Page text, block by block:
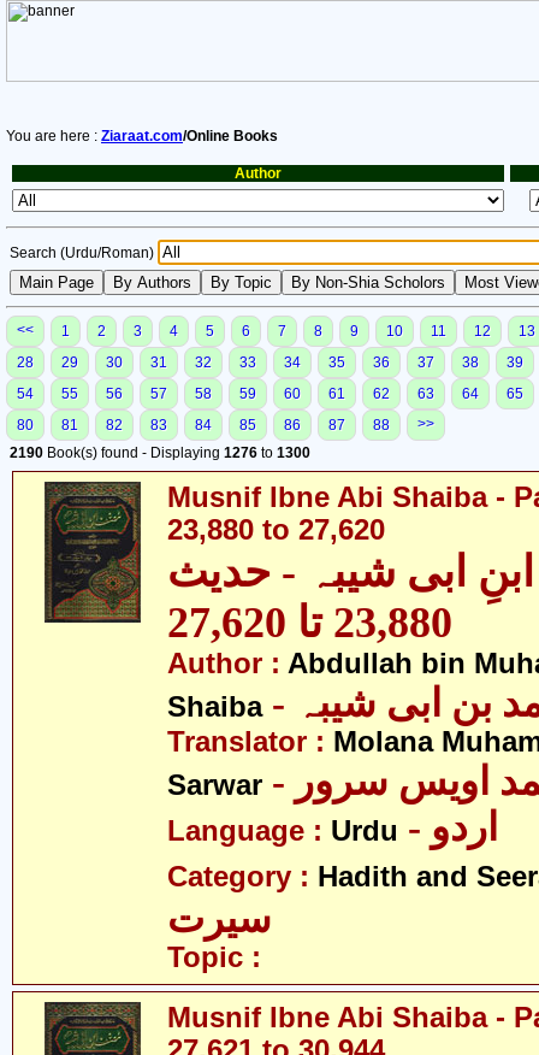
You are here : Ziaraat.com/Online Books
Author
Search (Urdu/Roman)
<< 1 2 3 4 5 6 7 8 9 10 11 12
13
28
29 30 31 32 33 34 35 36 37 38
39
54
55 56 57 58 59 60 61 62 63 64
65
80
81 82 83 84 85 86 87 88
>>
2190 Book(s) found - Displaying 1276 to 1300
Musnif Ibne Abi Shaiba -
23,880 to 27,620
ابی شیبہ - حدیث
23,880 تا 27,620
Author : Abdullah bin
Shaiba
بن ابی شیبہ
Translator : Molana
Sarwar
اویس سرور
Language : Urdu - اردو
Category : Hadith and
سیرت
Topic :
Musnif Ibne Abi Shaiba -